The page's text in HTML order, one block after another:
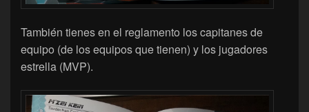
También tienes en el reglamento los capitanes de
equipo (de los equipos que tienen) y los jugadores
estrella (MVP).